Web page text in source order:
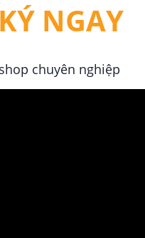
NGAY
chuyên nghiệp